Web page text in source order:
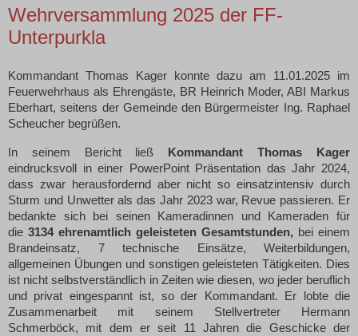
Wehrversammlung 2025 der FF-
Unterpurkla
Kommandant Thomas Kager konnte dazu am 11.01.2025 im
Feuerwehrhaus als Ehrengäste, BR Heinrich Moder, ABI Markus
Eberhart, seitens der Gemeinde den Bürgermeister Ing. Raphael
Scheucher begrüßen.
In seinem Bericht ließ Kommandant Thomas Kager
eindrucksvoll in einer PowerPoint Präsentation das Jahr 2024,
dass zwar herausfordernd aber nicht so einsatzintensiv durch
Sturm und Unwetter als das Jahr 2023 war, Revue passieren. Er
bedankte sich bei seinen Kameradinnen und Kameraden für
die 3134 ehrenamtlich geleisteten Gesamtstunden, bei einem
Brandeinsatz, 7 technische Einsätze, Weiterbildungen,
allgemeinen Übungen und sonstigen geleisteten Tätigkeiten. Dies
ist nicht selbstverständlich in Zeiten wie diesen, wo jeder beruflich
und privat eingespannt ist, so der Kommandant. Er lobte die
Zusammenarbeit mit seinem Stellvertreter Hermann
Schmerböck, mit dem er seit 11 Jahren die Geschicke der